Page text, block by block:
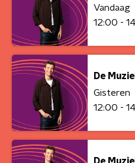
Vandaag
12:00 -
De
Gisteren
12:00 -